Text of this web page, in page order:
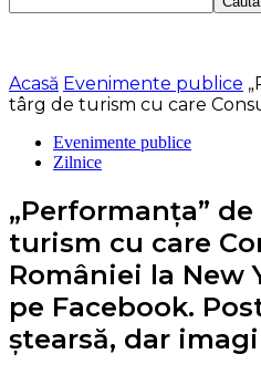
Acasă Evenimente publice
târg de turism cu care
Evenimente publice
Zilnice
„Performanța”
turism cu care
României la New
pe Facebook.
ștearsă, dar